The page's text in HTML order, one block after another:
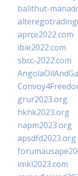
balithut-
aprce2022.com
ibie2022.com
sbcc-2022.com
grur2023.org
hkhk2023.org
napm2023.org
apsdfd2023.org
imkl2023.com